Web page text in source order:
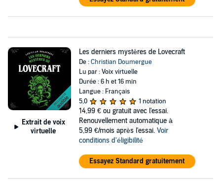
Extrait de voix
virtuelle
Les derniers mystères de Lovecraft
De :Christian Doumergue
Lu par : Voix virtuelle
Durée : 6 h et 16 min
Langue : Français
5,0
1 notation
14,99 € ou gratuit avec l'essai.
Renouvellement automatique à
5,99 €/mois après l'essai. Voir
conditions d'éligibilité
Essayez Standard gratuitement